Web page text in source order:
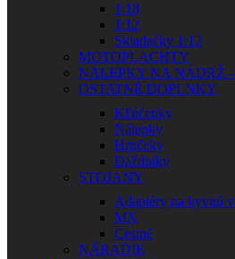
1:18
1:12
Skladačky 1:12
MOTOPLACHTY
NÁLEPKY NA NÁDRŽ
OSTATNÉ DOPLNKY
Kľúčenky
Nálepky
Hrnčeky
Dáždniky
STOJANY
Adaptéry na kyvnú
MX
Cestné
NÁRADIE